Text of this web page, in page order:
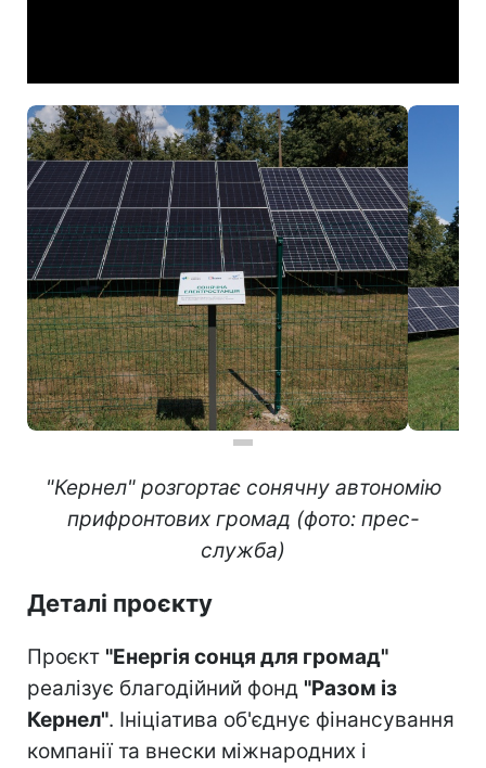
"Кернел" розгортає сонячну автономію
прифронтових громад (фото: прес-
служба)
Деталі проєкту
Проєкт "Енергія сонця для громад"
реалізує благодійний фонд "Разом із
Кернел". Ініціатива об'єднує фінансування
компанії та внески міжнародних і